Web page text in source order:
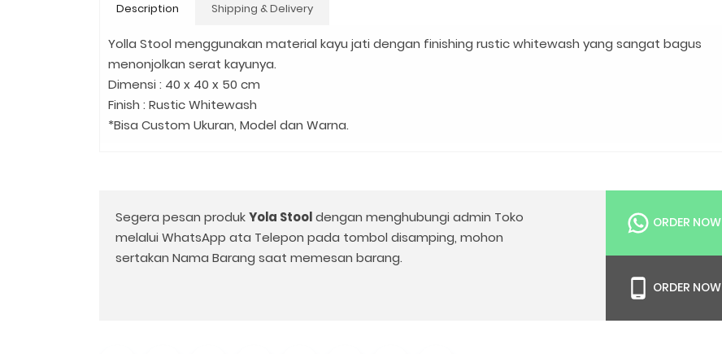
Description Shipping & Delivery
Yolla Stool menggunakan material kayu jati dengan finishing rustic whitewash yang sangat bagus
menonjolkan serat kayunya.
Dimensi : 40 x 40 x 50 cm
Finish : Rustic Whitewash
*Bisa Custom Ukuran, Model dan Warna.
Segera pesan produkYola Stooldengan menghubungi admin Toko
melalui WhatsApp ata Telepon pada tombol disamping, mohon
sertakan Nama Barang saat memesan barang.
ORDER NOW
ORDER NOW